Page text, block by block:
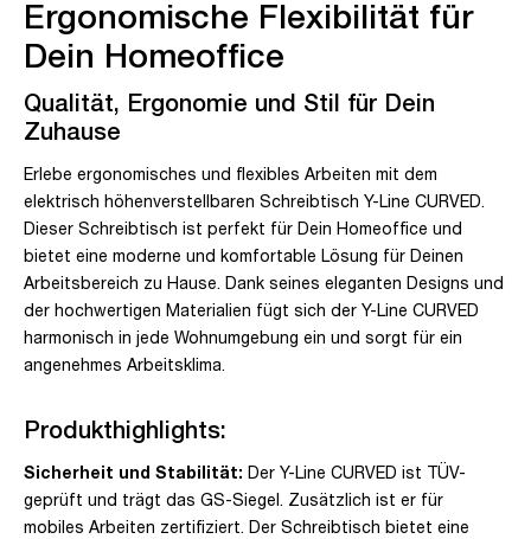
Ergonomische Flexibilität für
Dein Homeoffice
Qualität, Ergonomie und Stil für Dein
Zuhause
Erlebe ergonomisches und flexibles Arbeiten mit dem
elektrisch höhenverstellbaren Schreibtisch Y-Line CURVED.
Dieser Schreibtisch ist perfekt für Dein Homeoffice und
bietet eine moderne und komfortable Lösung für Deinen
Arbeitsbereich zu Hause. Dank seines eleganten Designs und
der hochwertigen Materialien fügt sich der Y-Line CURVED
harmonisch in jede Wohnumgebung ein und sorgt für ein
angenehmes Arbeitsklima.
Produkthighlights:
Sicherheit und Stabilität: Der Y-Line CURVED ist TÜV-
geprüft und trägt das GS-Siegel. Zusätzlich ist er für
mobiles Arbeiten zertifiziert. Der Schreibtisch bietet eine